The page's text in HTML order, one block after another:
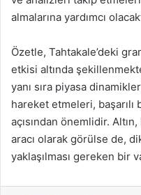
almalarına yardımcı
Özetle, Tahtakale’deki
etkisi altında
yanı sıra piyasa
hareket etmeleri,
açısından önemlidir.
aracı olarak görülse de,
yaklaşılması gereken bir